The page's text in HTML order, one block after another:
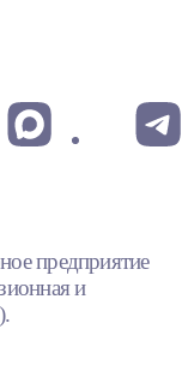
предприятие
и